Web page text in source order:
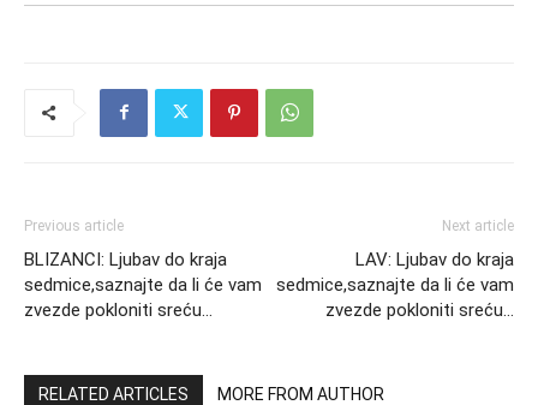
Previous article
BLIZANCI: Ljubav do kraja
sedmice,saznajte da li će vam
zvezde pokloniti sreću…
Next article
LAV: Ljubav do kraja
sedmice,saznajte da li će vam
zvezde pokloniti sreću…
RELATED ARTICLES MORE FROM AUTHOR